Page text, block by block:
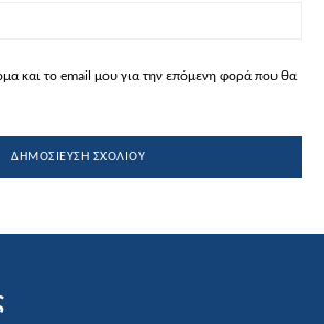
και το email μου για την επόμενη φορά που θα